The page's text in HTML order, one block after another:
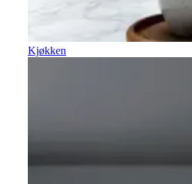
Kjøkken